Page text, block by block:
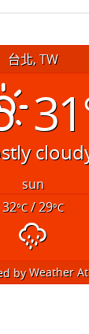
台北, TW
sun
32°C/ 29°C
byWeather